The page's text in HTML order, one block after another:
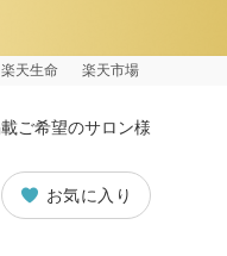
楽天生命 楽天市場
ご希望のサロン様
お気に入り